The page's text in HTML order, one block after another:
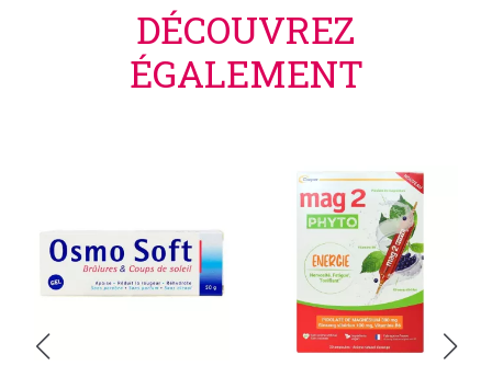
DÉCOUVREZ
ÉGALEMENT